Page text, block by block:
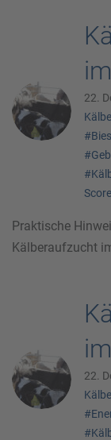
22.
Score
Praktische
Kälberaufzucht
22.